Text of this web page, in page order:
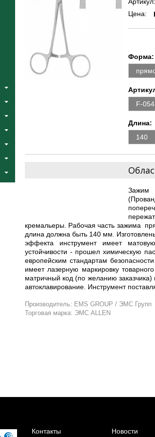
Артикул:
Цена:
Форма:
F-
Длина:
140
Зажим
кремальеры. Рабочая часть зажима
длина должна быть 140 мм.
эффекта инструмент имеет
устойчивости - прошел химическую
европейским стандартам
имеет лазерную маркировку
матричный код (по желанию
автоклавирование. Инструмент
Производитель: EMS GROUP / ЭМС Групп
Торговая марка: ЭМС ALLEN
Контакты Новости